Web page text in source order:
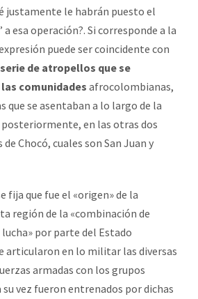
justamente le habrán puesto el
a esa operación?. Si corresponde a la
puede ser coincidente con
de atropellos que se
comunidades afrocolombianas,
que se asentaban a lo largo de la
en las otras dos
Chocó, cuales son San Juan y
fija que fue el «origen» de la
región de la «combinación de
por parte del Estado
articularon en lo militar las diversas
armadas con los grupos
vez fueron entrenados por dichas